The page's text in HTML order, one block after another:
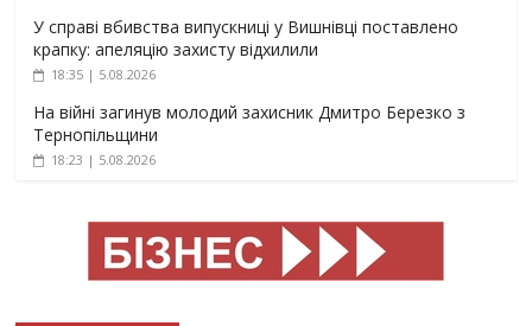
У справі вбивства випускниці у Вишнівці поставлено
крапку: апеляцію захисту відхилили
18:35 | 5.08.2026
На війні загинув молодий захисник Дмитро Березко з
Тернопільщини
18:23 | 5.08.2026